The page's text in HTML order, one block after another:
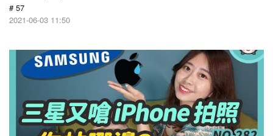
# 57
2021-06-03 11:50